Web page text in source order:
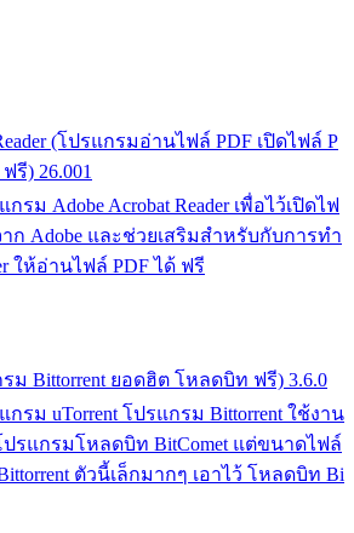
(โปรแกรมอ่านไฟล์ PDF เปิดไฟล์ P
รี) 26.001
รม Adobe Acrobat Reader เพื่อไว้เปิดไฟ
าก Adobe และช่วยเสริมสำหรับกับการทำ
ให้อ่านไฟล์ PDF ได้ ฟรี
รม Bittorrent ยอดฮิต โหลดบิท ฟรี) 3.6.0
รม uTorrent โปรแกรม Bittorrent ใช้งาน
ปรแกรมโหลดบิท BitComet แต่ขนาดไฟล์
ตัวนี้เล็กมากๆ เอาไว้ โหลดบิท Bi